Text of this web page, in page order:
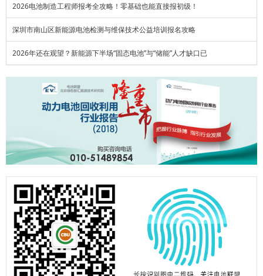
2026电池制造工程师报考全攻略！零基础也能直接报初级！
深圳市南山区新能源电池检测与维保技术公益培训报名攻略
2026年还在观望？新能源下半场“固态电池”与“储能”人才缺口已